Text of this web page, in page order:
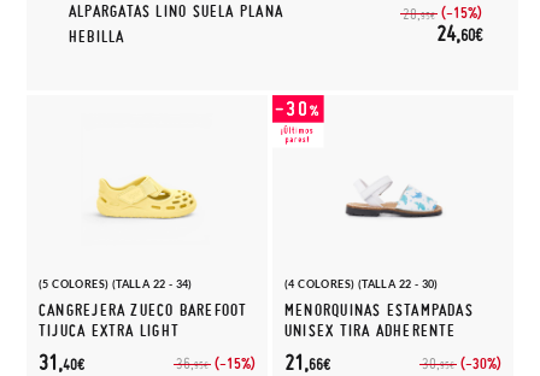
ALPARGATAS LINO SUELA PLANA
HEBILLA
28,95€ (-15%)
24,60€
(5 COLORES) (TALLA 22 - 34)
CANGREJERA ZUECO BAREFOOT
TIJUCA EXTRA LIGHT
36,95€ (-15%)
31,40€
(4 COLORES) (TALLA 22 - 30)
MENORQUINAS ESTAMPADAS
UNISEX TIRA ADHERENTE
30,95€ (-30%)
21,66€